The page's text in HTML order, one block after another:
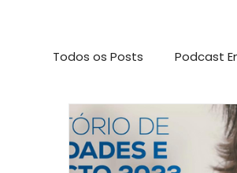
Todos os Posts Podcast
Avaliação de impacto